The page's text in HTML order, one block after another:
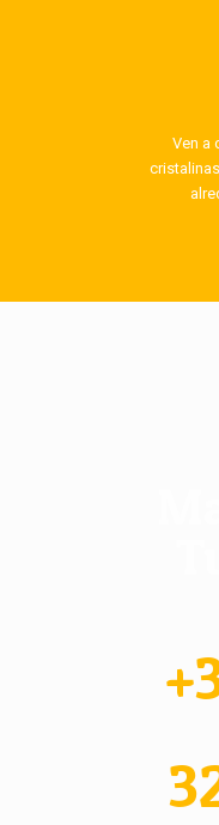
Ven a